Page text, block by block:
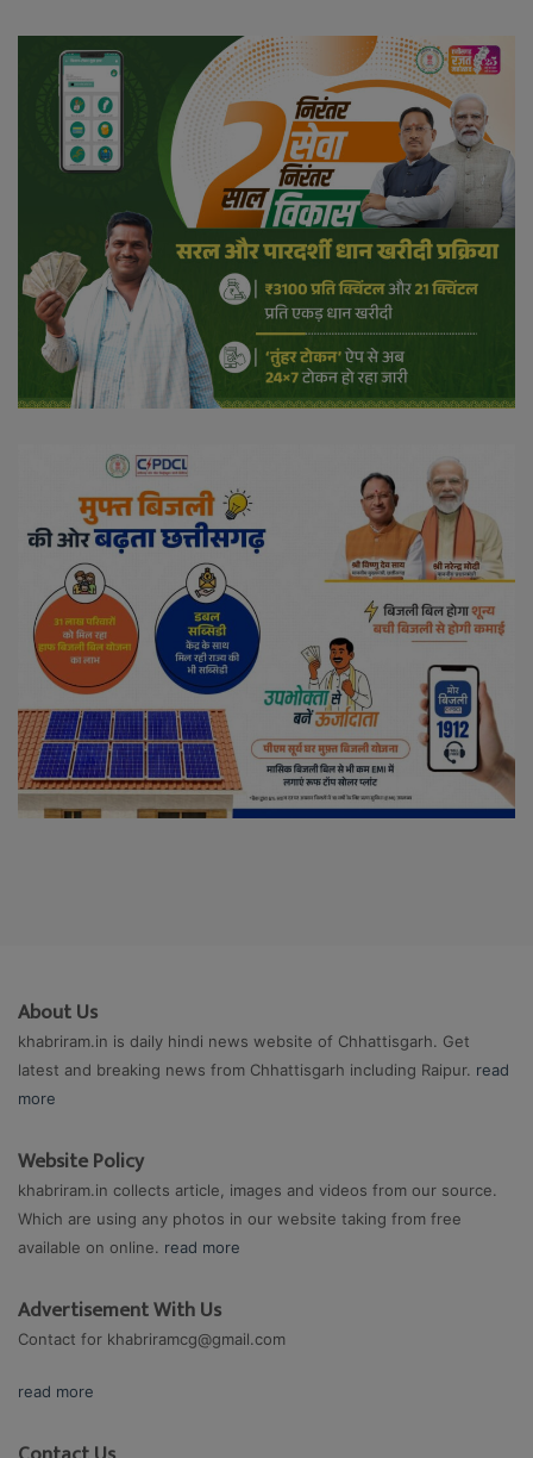
About Us
khabriram.in is daily hindi news website of Chhattisgarh. Get
latest and breaking news from Chhattisgarh including Raipur. read
more
Website Policy
khabriram.in collects article, images and videos from our source.
Which are using any photos in our website taking from free
available on online. read more
Advertisement With Us
Contact for khabriramcg@gmail.com
read more